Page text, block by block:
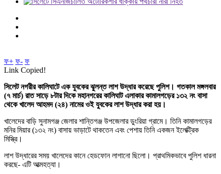
ফ+ ফ- ফ
Link Copied!
সিলেট নগরীর কালিঘাটে এক যুবকের ঝুলন্ত লাশ উদ্ধার করেছে পুলিশ। গতকাল মঙ্গলবার
(৭ মার্চ) রাত সাড়ে ৮টার দিকে মহানগরের কালিঘাট এলাকার কামালগড়ের ১৩২ নং বাসা
থেকে খালেদ আহমদ (২৪) নামের ওই যুবকের লাশ উদ্ধার করা হয়।
খালেদের বাড়ি সুনামগঞ্জ জেলার শান্তিগঞ্জ উপজেলার ডুংরিয়া গ্রামে। তিনি কামালগড়ের
মনির মিয়ার (১৩২ নং) বাসায় ভাড়াটে থাকতেন এবং পেশায় তিনি একজন ইলেক্ট্রিক
মিস্ত্রি।
লাশ উদ্ধারের সময় খালেদের কানে হেডফোন লাগানো ছিলো। প্রাথমিকভাবে পুলিশ ধারনা
করছে- এটি আত্মহত্যা।